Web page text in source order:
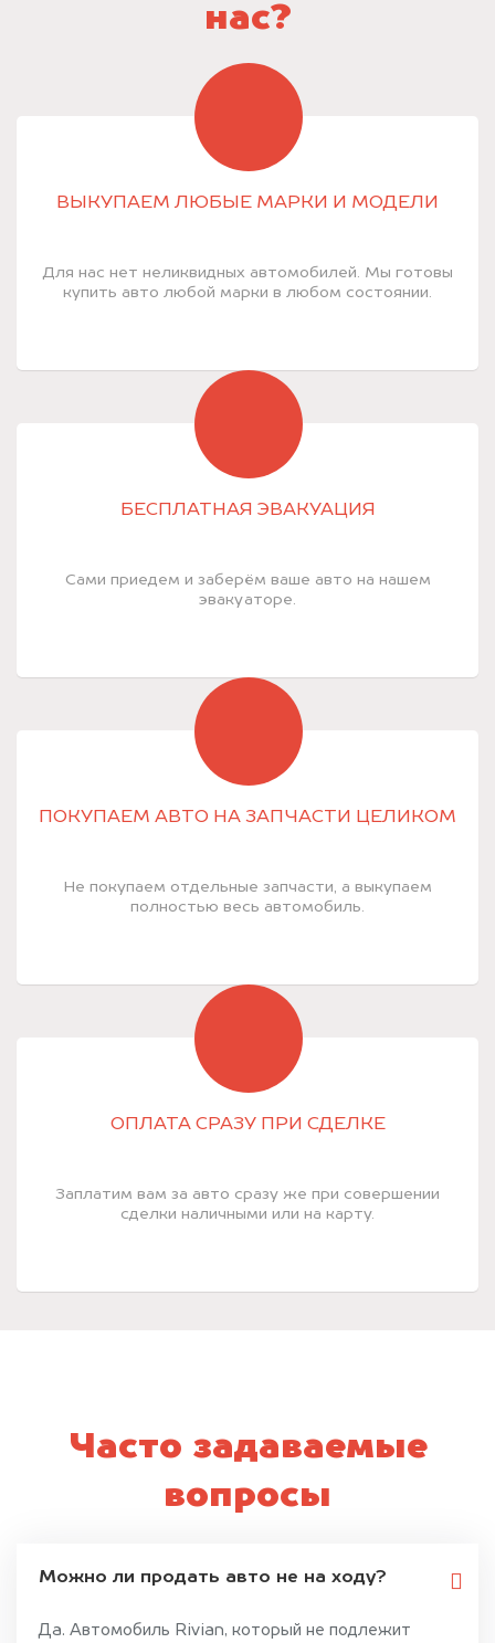
нас?
ВЫКУПАЕМ ЛЮБЫЕ МАРКИ И МОДЕЛИ
Для нас нет неликвидных автомобилей. Мы готовы
купить авто любой марки в любом состоянии.
БЕСПЛАТНАЯ ЭВАКУАЦИЯ
Сами приедем и заберём ваше авто на нашем
эвакуаторе.
ПОКУПАЕМ АВТО НА ЗАПЧАСТИ ЦЕЛИКОМ
Не покупаем отдельные запчасти, а выкупаем
полностью весь автомобиль.
ОПЛАТА СРАЗУ ПРИ СДЕЛКЕ
Заплатим вам за авто сразу же при совершении
сделки наличными или на карту.
Часто задаваемые
вопросы
Можно ли продать авто не на ходу?
Да. Автомобиль Rivian, который не подлежит